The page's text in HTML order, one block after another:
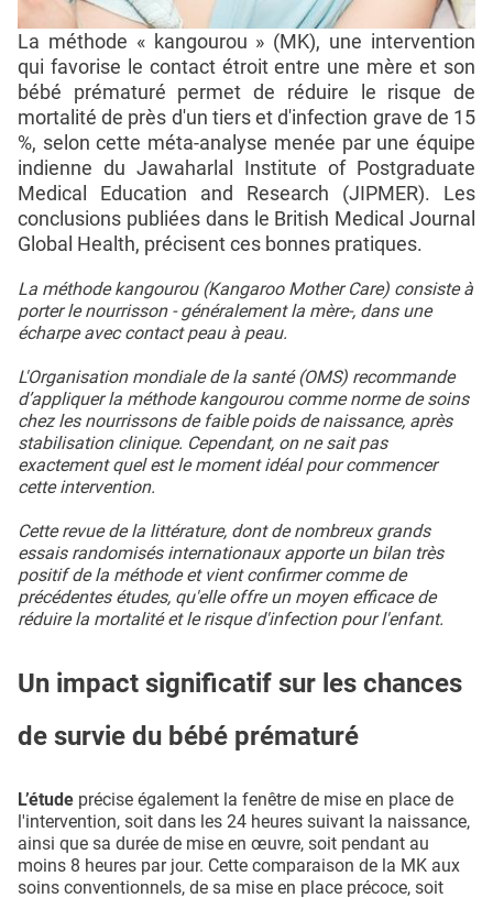
La méthode « kangourou » (MK), une intervention
qui favorise le contact étroit entre une mère et son
bébé prématuré permet de réduire le risque de
mortalité de près d'un tiers et d'infection grave de 15
%, selon cette méta-analyse menée par une équipe
indienne du Jawaharlal Institute of Postgraduate
Medical Education and Research (JIPMER). Les
conclusions publiées dans le British Medical Journal
Global Health, précisent ces bonnes pratiques.
La méthode kangourou (Kangaroo Mother Care) consiste à
porter le nourrisson - généralement la mère-, dans une
écharpe avec contact peau à peau.
L'Organisation mondiale de la santé (OMS) recommande
d’appliquer la méthode kangourou comme norme de soins
chez les nourrissons de faible poids de naissance, après
stabilisation clinique. Cependant, on ne sait pas
exactement quel est le moment idéal pour commencer
cette intervention.
Cette revue de la littérature, dont de nombreux grands
essais randomisés internationaux apporte un bilan très
positif de la méthode et vient confirmer comme de
précédentes études, qu'elle offre un moyen efficace de
réduire la mortalité et le risque d'infection pour l'enfant.
Un impact significatif sur les chances
de survie du bébé prématuré
L’étude précise également la fenêtre de mise en place de
l'intervention, soit dans les 24 heures suivant la naissance,
ainsi que sa durée de mise en œuvre, soit pendant au
moins 8 heures par jour. Cette comparaison de la MK aux
soins conventionnels, de sa mise en place précoce, soit